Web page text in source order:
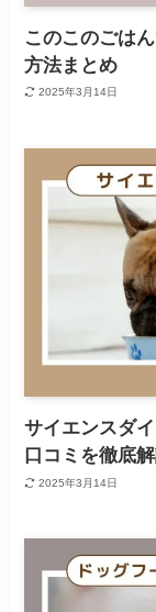
このこのごは
方法まとめ
2025年3月14日
サイエンスダ
口コミを徹底解
2025年3月14日